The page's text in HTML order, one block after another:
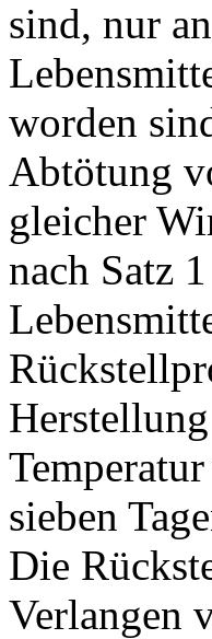
sind, nur
worden
Abtötung
gleicher
nach Satz
sieben
Die
Verlangen